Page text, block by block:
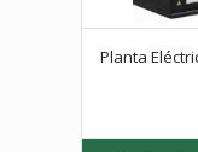
Planta